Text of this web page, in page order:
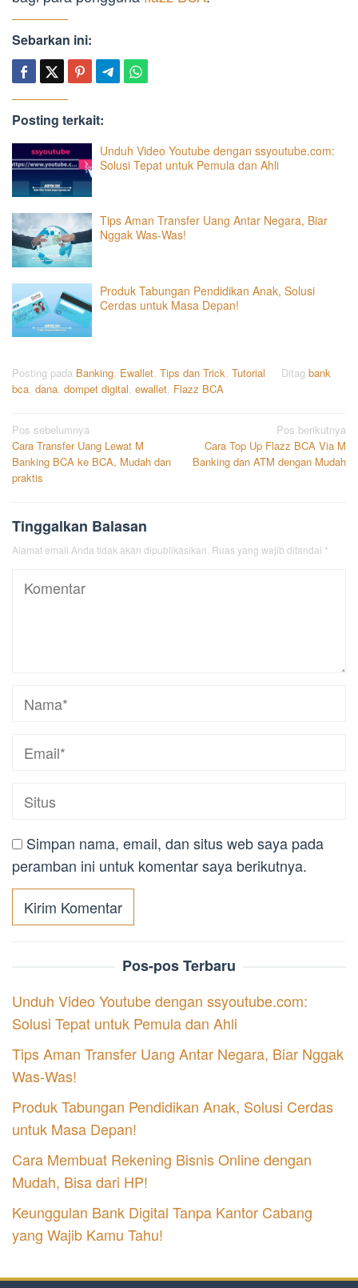
Sebarkan ini:
Posting terkait:
Unduh Video Youtube dengan ssyoutube.com:
Solusi Tepat untuk Pemula dan Ahli
Tips Aman Transfer Uang Antar Negara, Biar
Nggak Was-Was!
Produk Tabungan Pendidikan Anak, Solusi
Cerdas untuk Masa Depan!
Posting pada Banking, Ewallet, Tips dan Trick, Tutorial Ditag bank
bca, dana, dompet digital, ewallet, Flazz BCA
Navigasi
pos
Pos sebelumnya
Cara Transfer Uang Lewat M
Banking BCA ke BCA, Mudah dan
praktis
Pos berikutnya
Cara Top Up Flazz BCA Via M
Banking dan ATM dengan Mudah
Tinggalkan Balasan
Alamat email Anda tidak akan dipublikasikan. Ruas yang wajib ditandai *
Simpan nama, email, dan situs web saya pada
peramban ini untuk komentar saya berikutnya.
Pos-pos Terbaru
Unduh Video Youtube dengan ssyoutube.com:
Solusi Tepat untuk Pemula dan Ahli
Tips Aman Transfer Uang Antar Negara, Biar Nggak
Was-Was!
Produk Tabungan Pendidikan Anak, Solusi Cerdas
untuk Masa Depan!
Cara Membuat Rekening Bisnis Online dengan
Mudah, Bisa dari HP!
Keunggulan Bank Digital Tanpa Kantor Cabang
yang Wajib Kamu Tahu!